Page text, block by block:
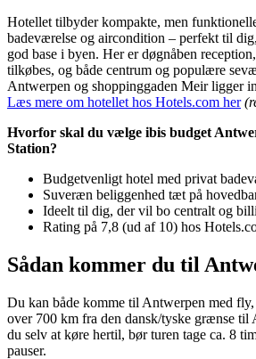
Hotellet tilbyder kompakte, men
badeværelse og aircondition – perfekt til
god base i byen. Her er døgnåben
tilkøbes, og både centrum og populære
Antwerpen og shoppinggaden Meir ligger
Læs mere om hotellet hos Hotels.com her
Hvorfor skal du vælge ibis budget
Station?
Budgetvenligt hotel med privat
Suveræn beliggenhed tæt på
Ideelt til dig, der vil bo centralt og
Rating på 7,8 (ud af 10) hos
Sådan kommer du til
Du kan både komme til Antwerpen med
over 700 km fra den dansk/tyske grænse til
du selv at køre hertil, bør turen tage ca. 8
pauser.